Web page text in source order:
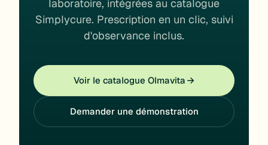
laboratoire, intégrées au catalogue
Simplycure. Prescription en un clic, suivi
d'observance inclus.
Voir le catalogue Olmavita
Demander une démonstration